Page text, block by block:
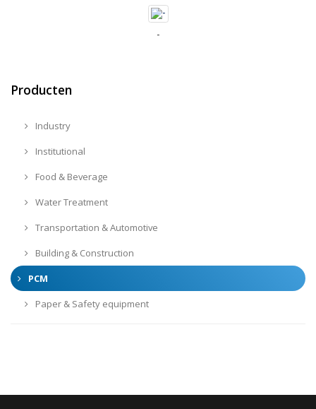
-
Producten
Industry
Institutional
Food & Beverage
Water Treatment
Transportation & Automotive
Building & Construction
PCM
Paper & Safety equipment